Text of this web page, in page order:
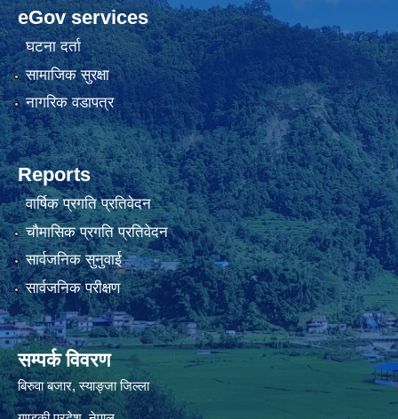
eGov services
घटना दर्ता
सामाजिक सुरक्षा
नागरिक वडापत्र
Reports
वार्षिक प्रगति प्रतिवेदन
चौमासिक प्रगति प्रतिवेदन
सार्वजनिक सुनुवाई
सार्वजनिक परीक्षण
सम्पर्क विवरण
बिरुवा बजार, स्याङ्जा जिल्ला